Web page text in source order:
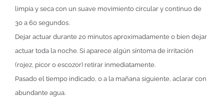
limpia y seca con un suave movimiento circular y continuo de
30 a 60 segundos.
Dejar actuar durante 20 minutos aproximadamente o bien dejar
actuar toda la noche. Si aparece algún síntoma de irritación
(rojez, picor o escozor) retirar inmediatamente.
Pasado el tiempo indicado, o a la mañana siguiente, aclarar con
abundante agua.